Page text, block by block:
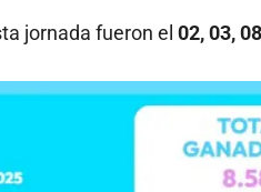
jornada fueron el 02, 03,